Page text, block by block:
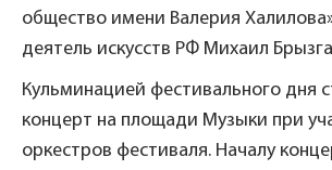
общество имени Валерия
деятель искусств РФ Михаил
Кульминацией фестивального дня
концерт на площади Музыки при
оркестров фестиваля. Началу